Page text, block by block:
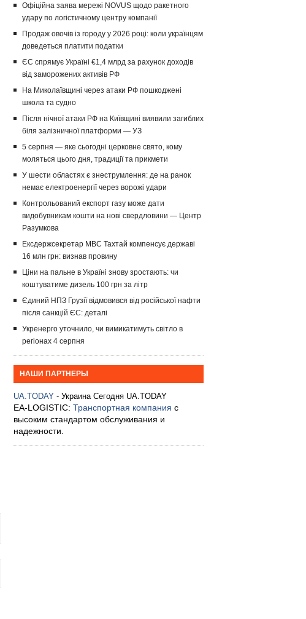
Офіційна заява мережі NOVUS щодо ракетного
удару по логістичному центру компанії
Продаж овочів із городу у 2026 році: коли українцям
доведеться платити податки
ЄС спрямує Україні €1,4 млрд за рахунок доходів
від заморожених активів РФ
На Миколаївщині через атаки РФ пошкоджені
школа та судно
Після нічної атаки РФ на Київщині виявили загиблих
біля залізничної платформи — УЗ
5 серпня — яке сьогодні церковне свято, кому
моляться цього дня, традиції та прикмети
У шести областях є знеструмлення: де на ранок
немає електроенергії через ворожі удари
Контрольований експорт газу може дати
видобувникам кошти на нові свердловини — Центр
Разумкова
Ексдержсекретар МВС Тахтай компенсує державі
16 млн грн: визнав провину
Ціни на пальне в Україні знову зростають: чи
коштуватиме дизель 100 грн за літр
Єдиний НПЗ Грузії відмовився від російської нафти
після санкцій ЄС: деталі
Укренерго уточнило, чи вимикатимуть світло в
регіонах 4 серпня
НАШИ ПАРТНЕРЫ
UA.TODAY - Украина Сегодня UA.TODAY
EA-LOGISTIC: Транспортная компания с
высоким стандартом обслуживания и
надежности.